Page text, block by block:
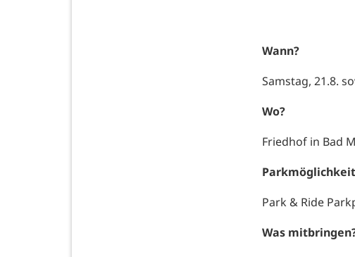
Wann?
Samstag, 21.8.
Wo?
Friedhof in Bad
Park & Ride
Was